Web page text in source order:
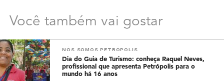
Você também vai gostar
NÓS SOMOS PETRÓPOLIS
Dia do Guia de Turismo: conheça Raquel Neves,
profissional que apresenta Petrópolis para o
mundo há 16 anos